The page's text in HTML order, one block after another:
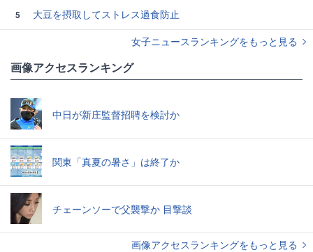
5
大豆を摂取してストレス過食防止
女子ニュースランキングをもっと見る
画像アクセスランキング
中日が新庄監督招聘を検討か
関東「真夏の暑さ」は終了か
チェーンソーで父襲撃か 目撃談
画像アクセスランキングをもっと見る